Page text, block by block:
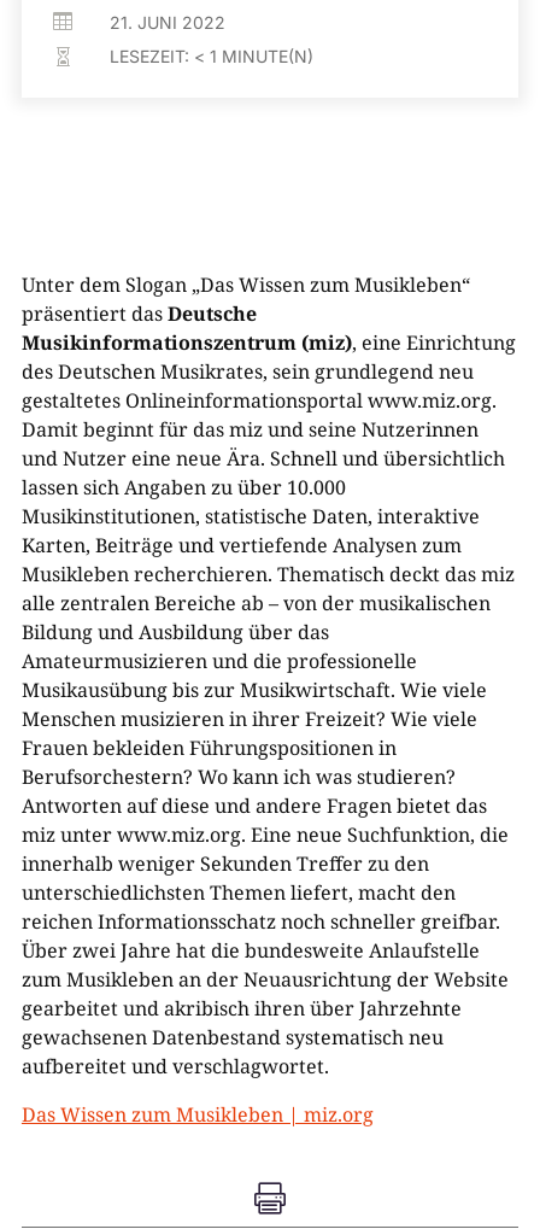
 21. JUNI 2022
 LESEZEIT: < 1 MINUTE(N)
Unter dem Slogan „Das Wissen zum Musikleben“
präsentiert dasDeutsche
Musikinformationszentrum (miz), eine Einrichtung
des Deutschen Musikrates, sein grundlegend neu
gestaltetes Onlineinformationsportal www.miz.org.
Damit beginnt für das miz und seine Nutzerinnen
und Nutzer eine neue Ära. Schnell und übersichtlich
lassen sich Angaben zu über 10.000
Musikinstitutionen, statistische Daten, interaktive
Karten, Beiträge und vertiefende Analysen zum
Musikleben recherchieren. Thematisch deckt das miz
alle zentralen Bereiche ab – von der musikalischen
Bildung und Ausbildung über das
Amateurmusizieren und die professionelle
Musikausübung bis zur Musikwirtschaft. Wie viele
Menschen musizieren in ihrer Freizeit? Wie viele
Frauen bekleiden Führungspositionen in
Berufsorchestern? Wo kann ich was studieren?
Antworten auf diese und andere Fragen bietet das
miz unter www.miz.org. Eine neue Suchfunktion, die
innerhalb weniger Sekunden Treffer zu den
unterschiedlichsten Themen liefert, macht den
reichen Informationsschatz noch schneller greifbar.
Über zwei Jahre hat die bundesweite Anlaufstelle
zum Musikleben an der Neuausrichtung der Website
gearbeitet und akribisch ihren über Jahrzehnte
gewachsenen Datenbestand systematisch neu
aufbereitet und verschlagwortet.
Das Wissen zum Musikleben | miz.org
